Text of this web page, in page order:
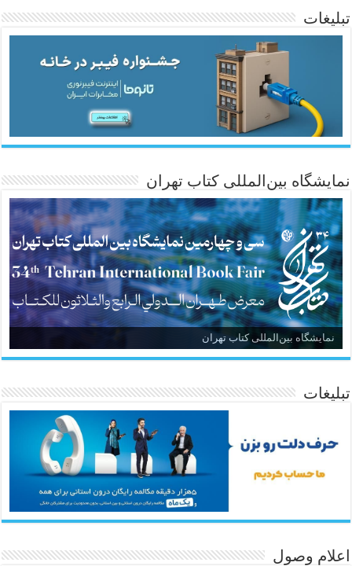
ئاژانسی هەواڵی مێهر
تبلیغات
نمایشگاه بین‌المللی کتاب تهران
نمایشگاه بین‌المللی کتاب تهران
تبلیغات
اعلام وصول